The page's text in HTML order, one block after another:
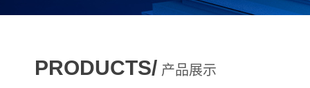
PRODUCTS/ 产品展示